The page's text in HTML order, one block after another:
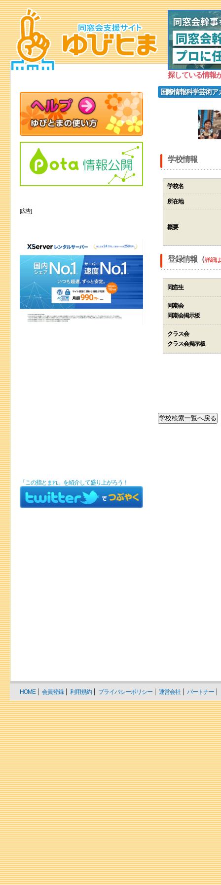
探している情報
国際情報科学芸術ア
学校情報
学校名
所在地
概要
登録情報（詳細
同窓生
同期会
同期会掲示板
クラス会
クラス会掲示板
[広告]
「この指とまれ」を紹介して盛り上がろう！
HOME 会員登録 利用規約 プライバシーポリシー 運営会社 パートナー